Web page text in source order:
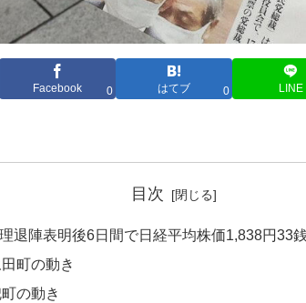
Facebook 0 はてブ 0 LINE
目次
退陣表明後6日間で日経平均株価1,838円33
町の動き
町の動き